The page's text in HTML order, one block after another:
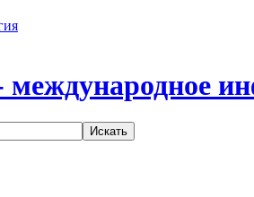
международное